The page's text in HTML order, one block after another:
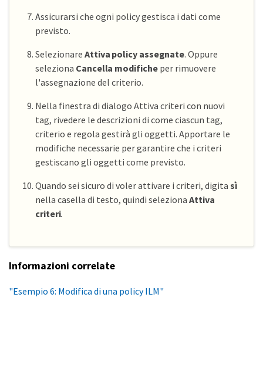
Assicurarsi che ogni policy gestisca i dati come
previsto.
Selezionare Attiva policy assegnate. Oppure
seleziona Cancella modificheper rimuovere
l'assegnazione del criterio.
Nella finestra di dialogo Attiva criteri con nuovi
tag, rivedere le descrizioni di come ciascun tag,
criterio e regola gestirà gli oggetti. Apportare le
modifiche necessarie per garantire che i criteri
gestiscano gli oggetti come previsto.
Quando sei sicuro di voler attivare i criteri, digita sì
nella casella di testo, quindi seleziona Attiva
criteri.
Informazioni correlate
"Esempio 6: Modifica di una policy ILM"